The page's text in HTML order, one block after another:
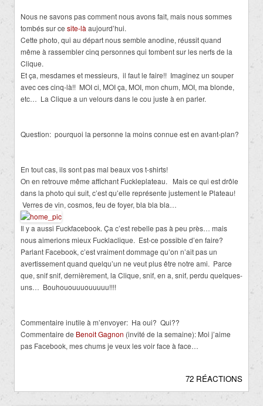
Nous ne savons pas comment nous avons fait, mais nous sommes
tombés sur ce site-là aujourd’hui.
Cette photo, qui au départ nous semble anodine, réussit quand
même à rassembler cinq personnes qui tombent sur les nerfs de la
Clique.
Et ça, mesdames et messieurs, il faut le faire!! Imaginez un souper
avec ces cinq-là!! MOI ci, MOI ça, MOI, mon chum, MOI, ma blonde,
etc… La Clique a un velours dans le cou juste à en parler.
Question: pourquoi la personne la moins connue est en avant-plan?
En tout cas, ils sont pas mal beaux vos t-shirts!
On en retrouve même affichant Fuckleplateau. Mais ce qui est drôle
dans la photo qui suit, c’est qu’elle représente justement le Plateau!
Verres de vin, cosmos, feu de foyer, bla bla bla…
Il y a aussi Fuckfacebook. Ça c’est rebelle pas à peu près… mais
nous aimerions mieux Fucklaclique. Est-ce possible d’en faire?
Parlant Facebook, c’est vraiment dommage qu’on n’ait pas un
avertissement quand quelqu’un ne veut plus être notre ami. Parce
que, snif snif, dernièrement, la Clique, snif, en a, snif, perdu quelques-
uns… Bouhououuuouuuuu!!!!
Commentaire inutile à m’envoyer: Ha oui? Qui??
Commentaire de Benoit Gagnon (invité de la semaine): Moi j’aime
pas Facebook, mes chums je veux les voir face à face…
72 RÉACTIONS